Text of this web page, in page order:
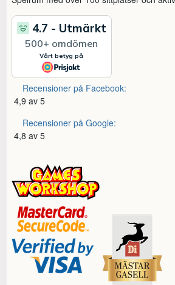
Recensioner på Facebook:
4,9 av 5
Recensioner på Google:
4,8 av 5